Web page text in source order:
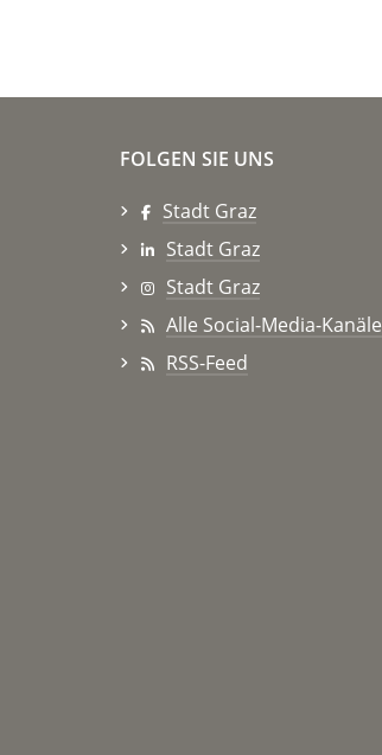
FOLGEN SIE UNS
Stadt Graz
Stadt Graz
Stadt Graz
Alle Social-Media-Kanäle
RSS-Feed